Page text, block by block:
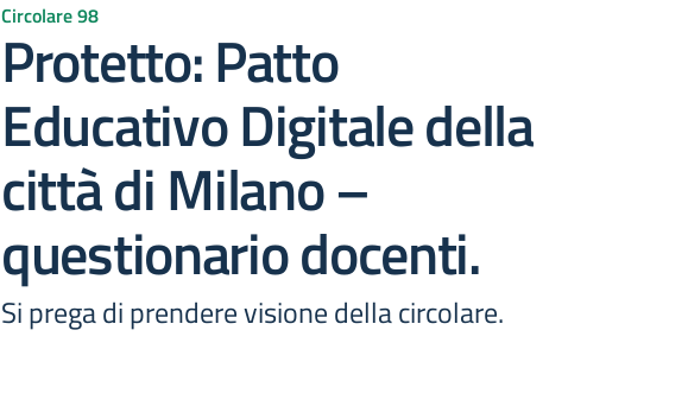
Circolare 98
Protetto: Patto
Educativo Digitale della
città di Milano –
questionario docenti.
Si prega di prendere visione della circolare.